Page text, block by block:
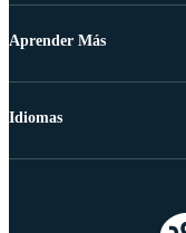
Aprender Más
Idiomas